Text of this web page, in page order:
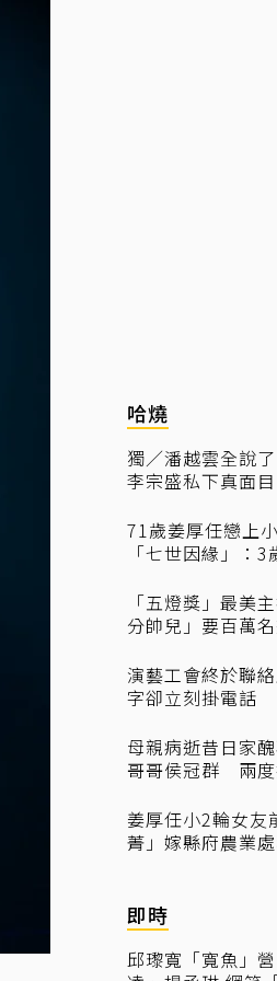
哈燒
獨／潘越雲全說
李宗盛私下真面目
71歲姜厚任戀上
「七世因緣」：
「五燈獎」最美
分帥兒」要百萬
演藝工會終於聯
字卻立刻掛電話
母親病逝昔日家
哥哥侯冠群 兩度
姜厚任小2輪女友
菁」嫁縣府農業
即時
邱瓈寬「寬魚」